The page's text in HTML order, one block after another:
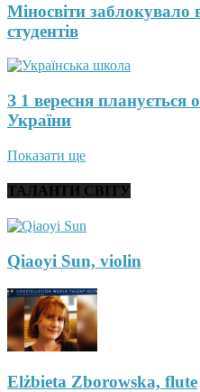
Міносвіти заблокувало
студентів
З 1 вересня
України
Показати ще
ТАЛАНТИ СВІТУ
Qiaoyi Sun, violin
Elżbieta Zborowska, flute